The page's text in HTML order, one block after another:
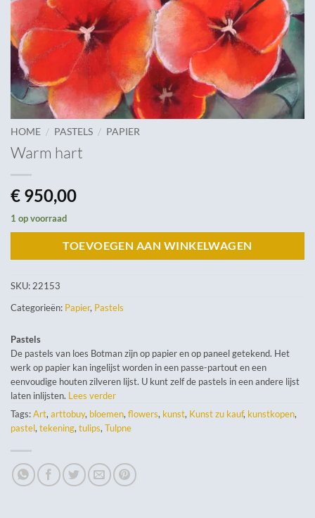
HOME / PASTELS / PAPIER
Warm hart
€ 950,00
1 op voorraad
TOEVOEGEN AAN WINKELWAGEN
SKU:22153
Categorieën: Papier, Pastels
Pastels
De pastels van loes Botman zijn op papier en op paneel getekend. Het
werk op papier kan ingelijst worden in een passe-partout en een
eenvoudige houten zilveren lijst. U kunt zelf de pastels in een andere lijst
laten inlijsten. Lees verder
Tags:Art, arttobuy, bloemen, flowers, kunst, Kunst zu kauf, kunstkopen,
pastel, tekening, tulips, Tulpne